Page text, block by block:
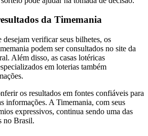
da Timemania
desejam verificar seus bilhetes, os
podem ser consultados no site da
Além disso, as casas lotéricas
em loterias também
os resultados em fontes confiáveis para
informações. A Timemania, com seus
expressivos, continua sendo uma das
no Brasil.